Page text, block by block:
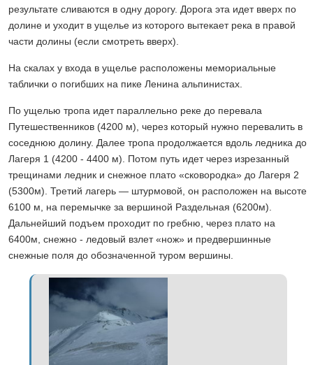
результате сливаются в одну дорогу. Дорога эта идет вверх по
долине и уходит в ущелье из которого вытекает река в правой
части долины (если смотреть вверх).
На скалах у входа в ущелье расположены мемориальные
таблички о погибших на пике Ленина альпинистах.
По ущелью тропа идет параллельно реке до перевала
Путешественников (4200 м), через который нужно перевалить в
соседнюю долину. Далее тропа продолжается вдоль ледника до
Лагеря 1 (4200 - 4400 м). Потом путь идет через изрезанный
трещинами ледник и снежное плато «сковородка» до Лагеря 2
(5300м). Третий лагерь — штурмовой, он расположен на высоте
6100 м, на перемычке за вершиной Раздельная (6200м).
Дальнейший подъем проходит по гребню, через плато на
6400м, снежно - ледовый взлет «нож» и предвершинные
снежные поля до обозначенной туром вершины.